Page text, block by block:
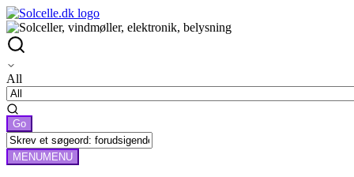
All
MENUMENU